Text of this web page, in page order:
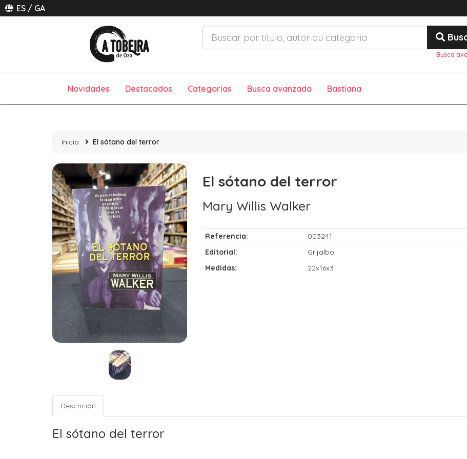
ES / GA
Busca
Novidades Destacados Categorías Busca avanzada Bastiana
Inicio El sótano del terror
El sótano del terror
Mary Willis Walker
Referencia:
003241
Editorial:
Grijalbo
Medidas:
22x16x3
Descrición
El sótano del terror